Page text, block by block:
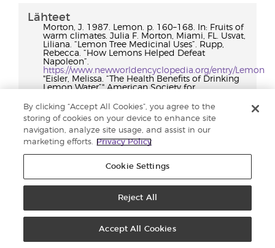
Lähteet
Morton, J. 1987. Lemon. p. 160–168. In: Fruits of
warm climates. Julia F. Morton, Miami, FL. Usvat,
Liliana. “Lemon Tree Medicinal Uses”. Rupp,
Rebecca. “How Lemons Helped Defeat
Napoleon”.
https://www.newworldencyclopedia.org/entry/Lemon
"Eisler, Melissa. “The Health Benefits of Drinking
Lemon Water”" American Society for
cultivated citrus determined: Researchers find
evidence of origins of orange, lime, lemon,
grapefruit, other citrus species." ScienceDaily.
ScienceDaily, 26 January 2011 Holland, Brynn.
“How Citrus Fruits Became an Ancient Status
Symbol” Long, April, 2010. “The History of
Beauty”
History of
Frankincense
By clicking “Accept All Cookies”, you agree to the
storing of cookies on your device to enhance site
navigation, analyze site usage, and assist in our
marketing efforts.
Privacy Policy
Cookie Settings
Reject All
Accept All Cookies